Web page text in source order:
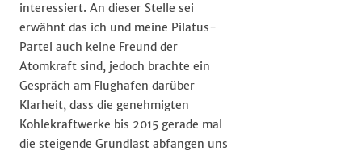
interessiert. An dieser Stelle sei
erwähnt das ich und meine Pilatus-
Partei auch keine Freund der
Atomkraft sind, jedoch brachte ein
Gespräch am Flughafen darüber
Klarheit, dass die genehmigten
Kohlekraftwerke bis 2015 gerade mal
die steigende Grundlast abfangen uns